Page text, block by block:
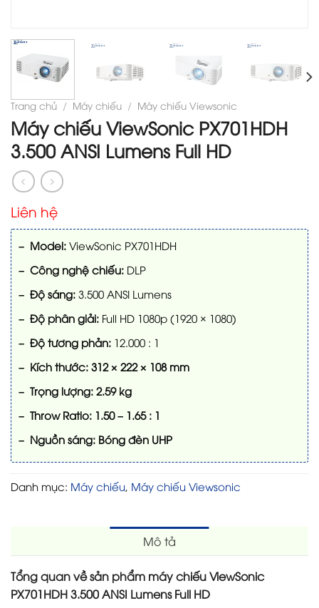
Trang chủ / Máy chiếu / Máy chiếu Viewsonic
Máy chiếu ViewSonic PX701HDH
3.500 ANSI Lumens Full HD
Liên hệ
– Model: ViewSonic PX701HDH
– Công nghệ chiếu: DLP
– Độ sáng: 3.500 ANSI Lumens
– Độ phân giải: Full HD 1080p (1920 × 1080)
– Độ tương phản: 12.000 : 1
– Kích thước: 312 × 222 × 108 mm
– Trọng lượng: 2.59 kg
– Throw Ratio: 1.50 – 1.65 : 1
– Nguồn sáng: Bóng đèn UHP
Danh mục: Máy chiếu Máy chiếu Viewsonic
Mô tả
Tổng quan về sản phẩm máy chiếu ViewSonic
PX701HDH 3.500 ANSI Lumens Full HD